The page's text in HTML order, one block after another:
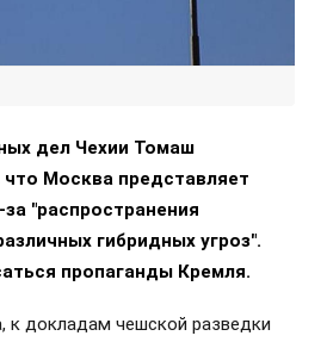
дел Чехии Томаш
Москва представляет
"распространения
гибридных угроз".
пропаганды Кремля.
к докладам чешской разведки